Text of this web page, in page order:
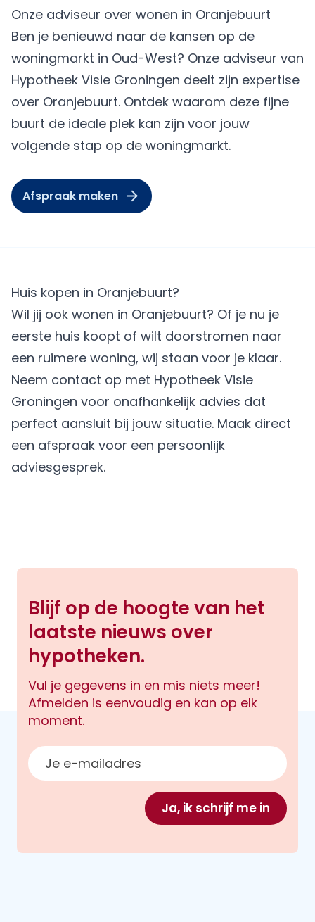
Onze adviseur over wonen in Oranjebuurt
Ben je benieuwd naar de kansen op de
woningmarkt in Oud-West? Onze adviseur van
Hypotheek Visie Groningen deelt zijn expertise
over Oranjebuurt. Ontdek waarom deze fijne
buurt de ideale plek kan zijn voor jouw
volgende stap op de woningmarkt.
Afspraak maken
Huis kopen in Oranjebuurt?
Wil jij ook wonen in Oranjebuurt? Of je nu je
eerste huis koopt of wilt doorstromen naar
een ruimere woning, wij staan voor je klaar.
Neem contact op met Hypotheek Visie
Groningen voor onafhankelijk advies dat
perfect aansluit bij jouw situatie. Maak direct
een afspraak voor een persoonlijk
adviesgesprek.
Blijf op de hoogte van het
laatste nieuws over
hypotheken.
Vul je gegevens in en mis niets meer!
Afmelden is eenvoudig en kan op elk
moment.
E-mailadres
Ja, ik schrijf me in